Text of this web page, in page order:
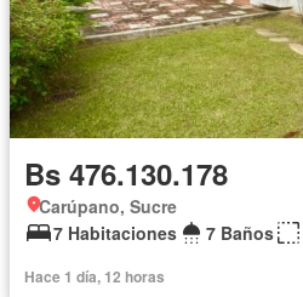
Bs 476.130.178
Carúpano, Sucre
7 Habitaciones
7 Baños
Hace 1 día, 12 horas